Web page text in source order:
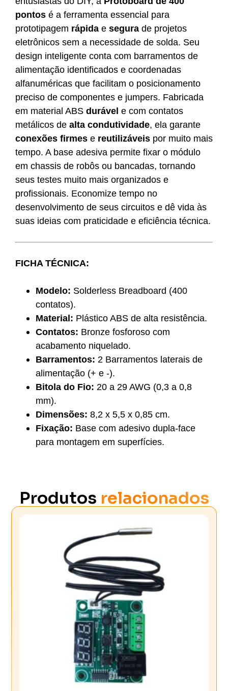
pontos é a ferramenta essencial para
prototipagem rápida e segura de projetos
eletrônicos sem a necessidade de solda. Seu
design inteligente conta com barramentos de
alimentação identificados e coordenadas
alfanuméricas que facilitam o posicionamento
preciso de componentes e jumpers. Fabricada
em material ABS durável e com contatos
metálicos de alta condutividade, ela garante
conexões firmes e reutilizáveis por muito mais
tempo. A base adesiva permite fixar o módulo
em chassis de robôs ou bancadas, tornando
seus testes muito mais organizados e
profissionais. Economize tempo no
desenvolvimento de seus circuitos e dê vida às
suas ideias com praticidade e eficiência técnica.
FICHA TÉCNICA:
Modelo: Solderless Breadboard (400
contatos).
Material: Plástico ABS de alta resistência.
Contatos: Bronze fosforoso com
acabamento niquelado.
Barramentos: 2 Barramentos laterais de
alimentação (+ e -).
Bitola do Fio: 20 a 29 AWG (0,3 a 0,8
mm).
Dimensões: 8,2 x 5,5 x 0,85 cm.
Fixação: Base com adesivo dupla-face
para montagem em superfícies.
Produtos relacionados